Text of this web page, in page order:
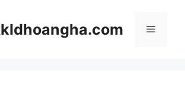
메